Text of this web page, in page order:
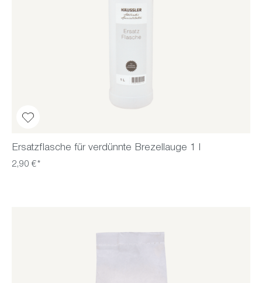
Ersatzflasche für verdünnte Brezellauge 1 l
2,90 €*